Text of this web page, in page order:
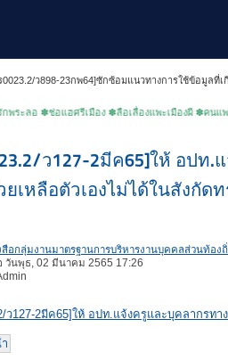
0023.2/ว898-23กพ64]ซักซ้อมแนวทางการใช้ข้อมูล
✽ช่อแฮศรีเมือง ✽ลือเลื่องแพะเมืองผี ✽คนแพร่นี้ใ
ว127-2มีค65]ให้ อปท.
ยเหลือตัวเองไม่ได้ในสังกัด
อกลุ่มงานมาตรฐานการบริหารงานบุคคลส่วนท้อง
วันพุธ, 02 มีนาคม 2565 17:26
ว127-2มีค65]ให้ อปท.แจ้งครูและบุคลากรท